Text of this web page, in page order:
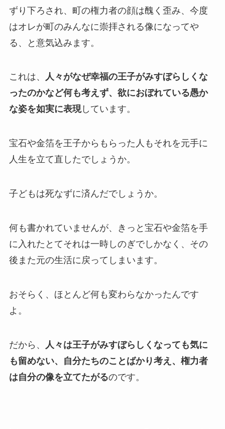
ずり下ろされ、町の権力者の顔は醜く歪み、今度
はオレが町のみんなに崇拝される像になってや
る、と意気込みます。
これは、
人々がなぜ幸福の王子がみすぼらしくな
ったのかなど何も考えず、欲におぼれている愚か
な姿を如実に表現しています。
宝石や金箔を王子からもらった人もそれを元手に
人生を立て直したでしょうか。
子どもは死なずに済んだでしょうか。
何も書かれていませんが、きっと宝石や金箔を手
に入れたとてそれは一時しのぎでしかなく、その
後また元の生活に戻ってしまいます。
おそらく、ほとんど何も変わらなかったんです
よ。
だから、
人々は王子がみすぼらしくなっても気に
も留めない、自分たちのことばかり考え、権力者
は自分の像を立てたがるのです。